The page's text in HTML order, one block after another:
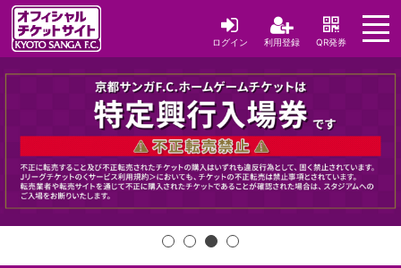
ログイン 利用登録 QR発券